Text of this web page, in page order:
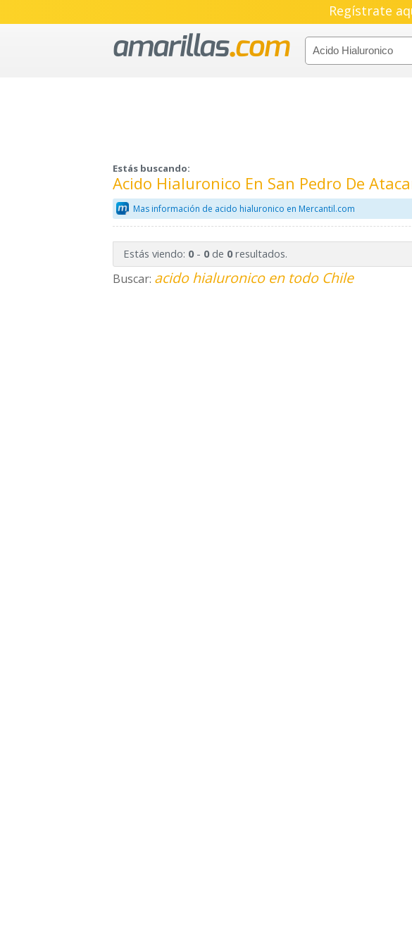
Regístrate
Estás buscando:
Acido Hialuronico En San Pedro De
Mas información de acido hialuronico en Mercantil.com
Estás viendo: 0- 0de 0resultados.
Buscar: acido hialuronico en todo Chile